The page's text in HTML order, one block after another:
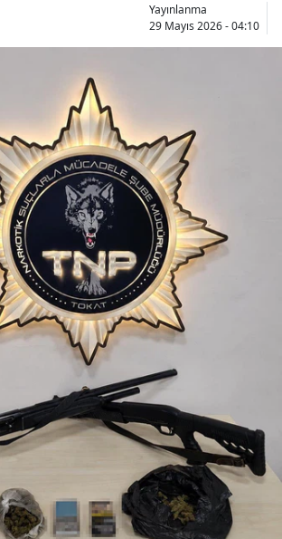
Yayınlanma
29 Mayıs 2026 - 04:10